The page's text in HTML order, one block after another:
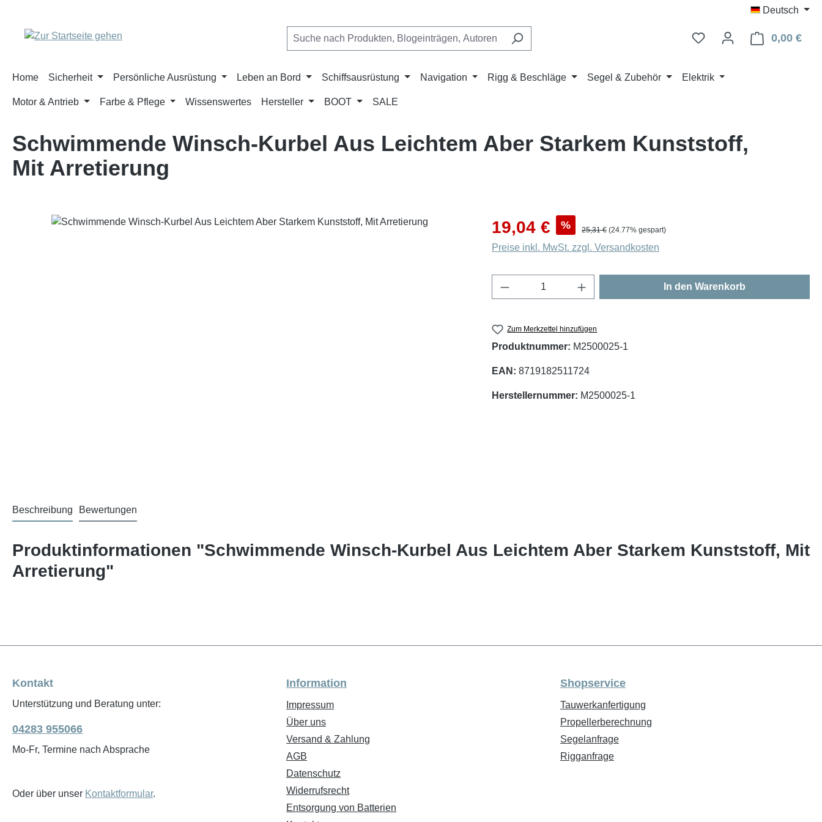
Deutsch
0,00 €
Home Sicherheit Persönliche Ausrüstung Leben an Bord Schiffsausrüstung Navigation Rigg & Beschläge Segel & Zubehör Elektrik
Motor & Antrieb Farbe & Pflege Wissenswertes Hersteller BOOT SALE
Schwimmende Winsch-Kurbel Aus Leichtem Aber Starkem Kunststoff,
Mit Arretierung
Bildergalerie überspringen Verkaufspreis:
19,04 € % Regulärer Preis:
25,31 € (24.77% gespart)
Preise inkl. MwSt. zzgl. Versandkosten
Produkt Anzahl: Gib den gewünschten Wert ein
In den Warenkorb
Zum Merkzettel hinzufügen
Produktnummer: M2500025-1
EAN: 8719182511724
Herstellernummer: M2500025-1
Beschreibung Bewertungen
Produktinformationen "Schwimmende Winsch-Kurbel Aus Leichtem Aber Starkem Kunststoff, Mit
Arretierung"
Kontakt
Unterstützung und Beratung unter:
04283 955066
Mo-Fr, Termine nach Absprache
Oder über unser Kontaktformular.
Information
Impressum
Über uns
Versand & Zahlung
AGB
Datenschutz
Widerrufsrecht
Entsorgung von Batterien
Shopservice
Tauwerkanfertigung
Propellerberechnung
Segelanfrage
Rigganfrage